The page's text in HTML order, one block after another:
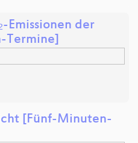
Emissionen der
Termine]
[Fünf-Minuten-